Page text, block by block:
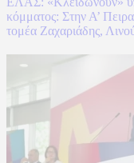
κόμματος: Στην Α’
τομέα Ζαχαριάδης,